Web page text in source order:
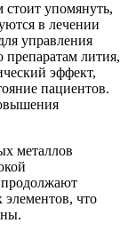
упомянуть,
в лечении
управления
лития,
эффект,
пациентов.
металлов
что